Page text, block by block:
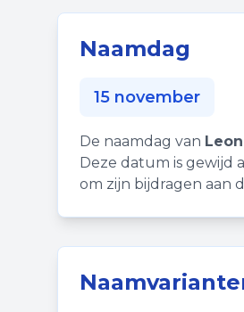
Naamdag
15 november
De naamdag van
Deze datum is gewijd
om zijn bijdragen aan